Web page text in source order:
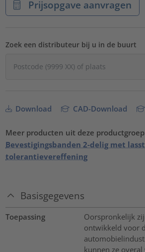
Prijsopgave aanvragen
Zoek een distributeur bij u in de buurt
Download CAD-Download
Meer producten uit deze
Bevestigingsbanden 2-delig met
tolerantievereffening
Basisgegevens
Toepassing
Oorspronkelijk
ontwikkeld voor
kunnen ze